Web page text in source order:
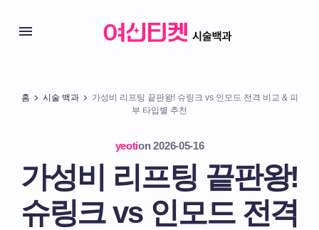
홈 시술 백과
가성비 리프팅 끝판왕! 슈링크 vs 인모드 전격 비교 & 피
부 타입별 추천
yeotion 2026-05-16
가성비 리프팅 끝판왕!
슈링크 vs 인모드 전격